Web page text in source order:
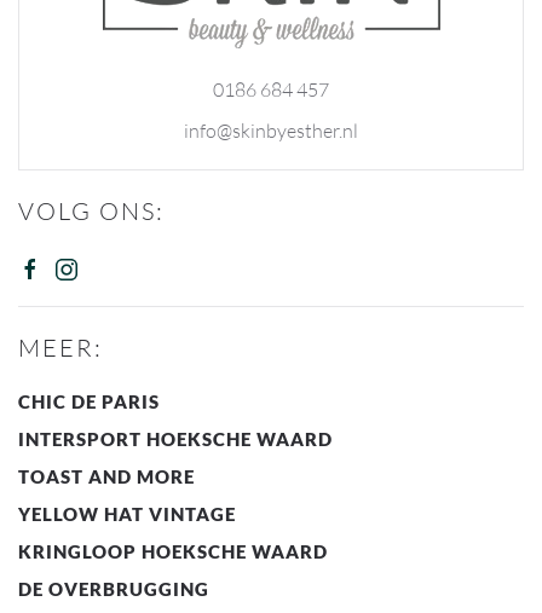
0186 684 457
info@skinbyesther.nl
VOLG ONS:
MEER:
CHIC DE PARIS
INTERSPORT HOEKSCHE WAARD
TOAST AND MORE
YELLOW HAT VINTAGE
KRINGLOOP HOEKSCHE WAARD
DE OVERBRUGGING